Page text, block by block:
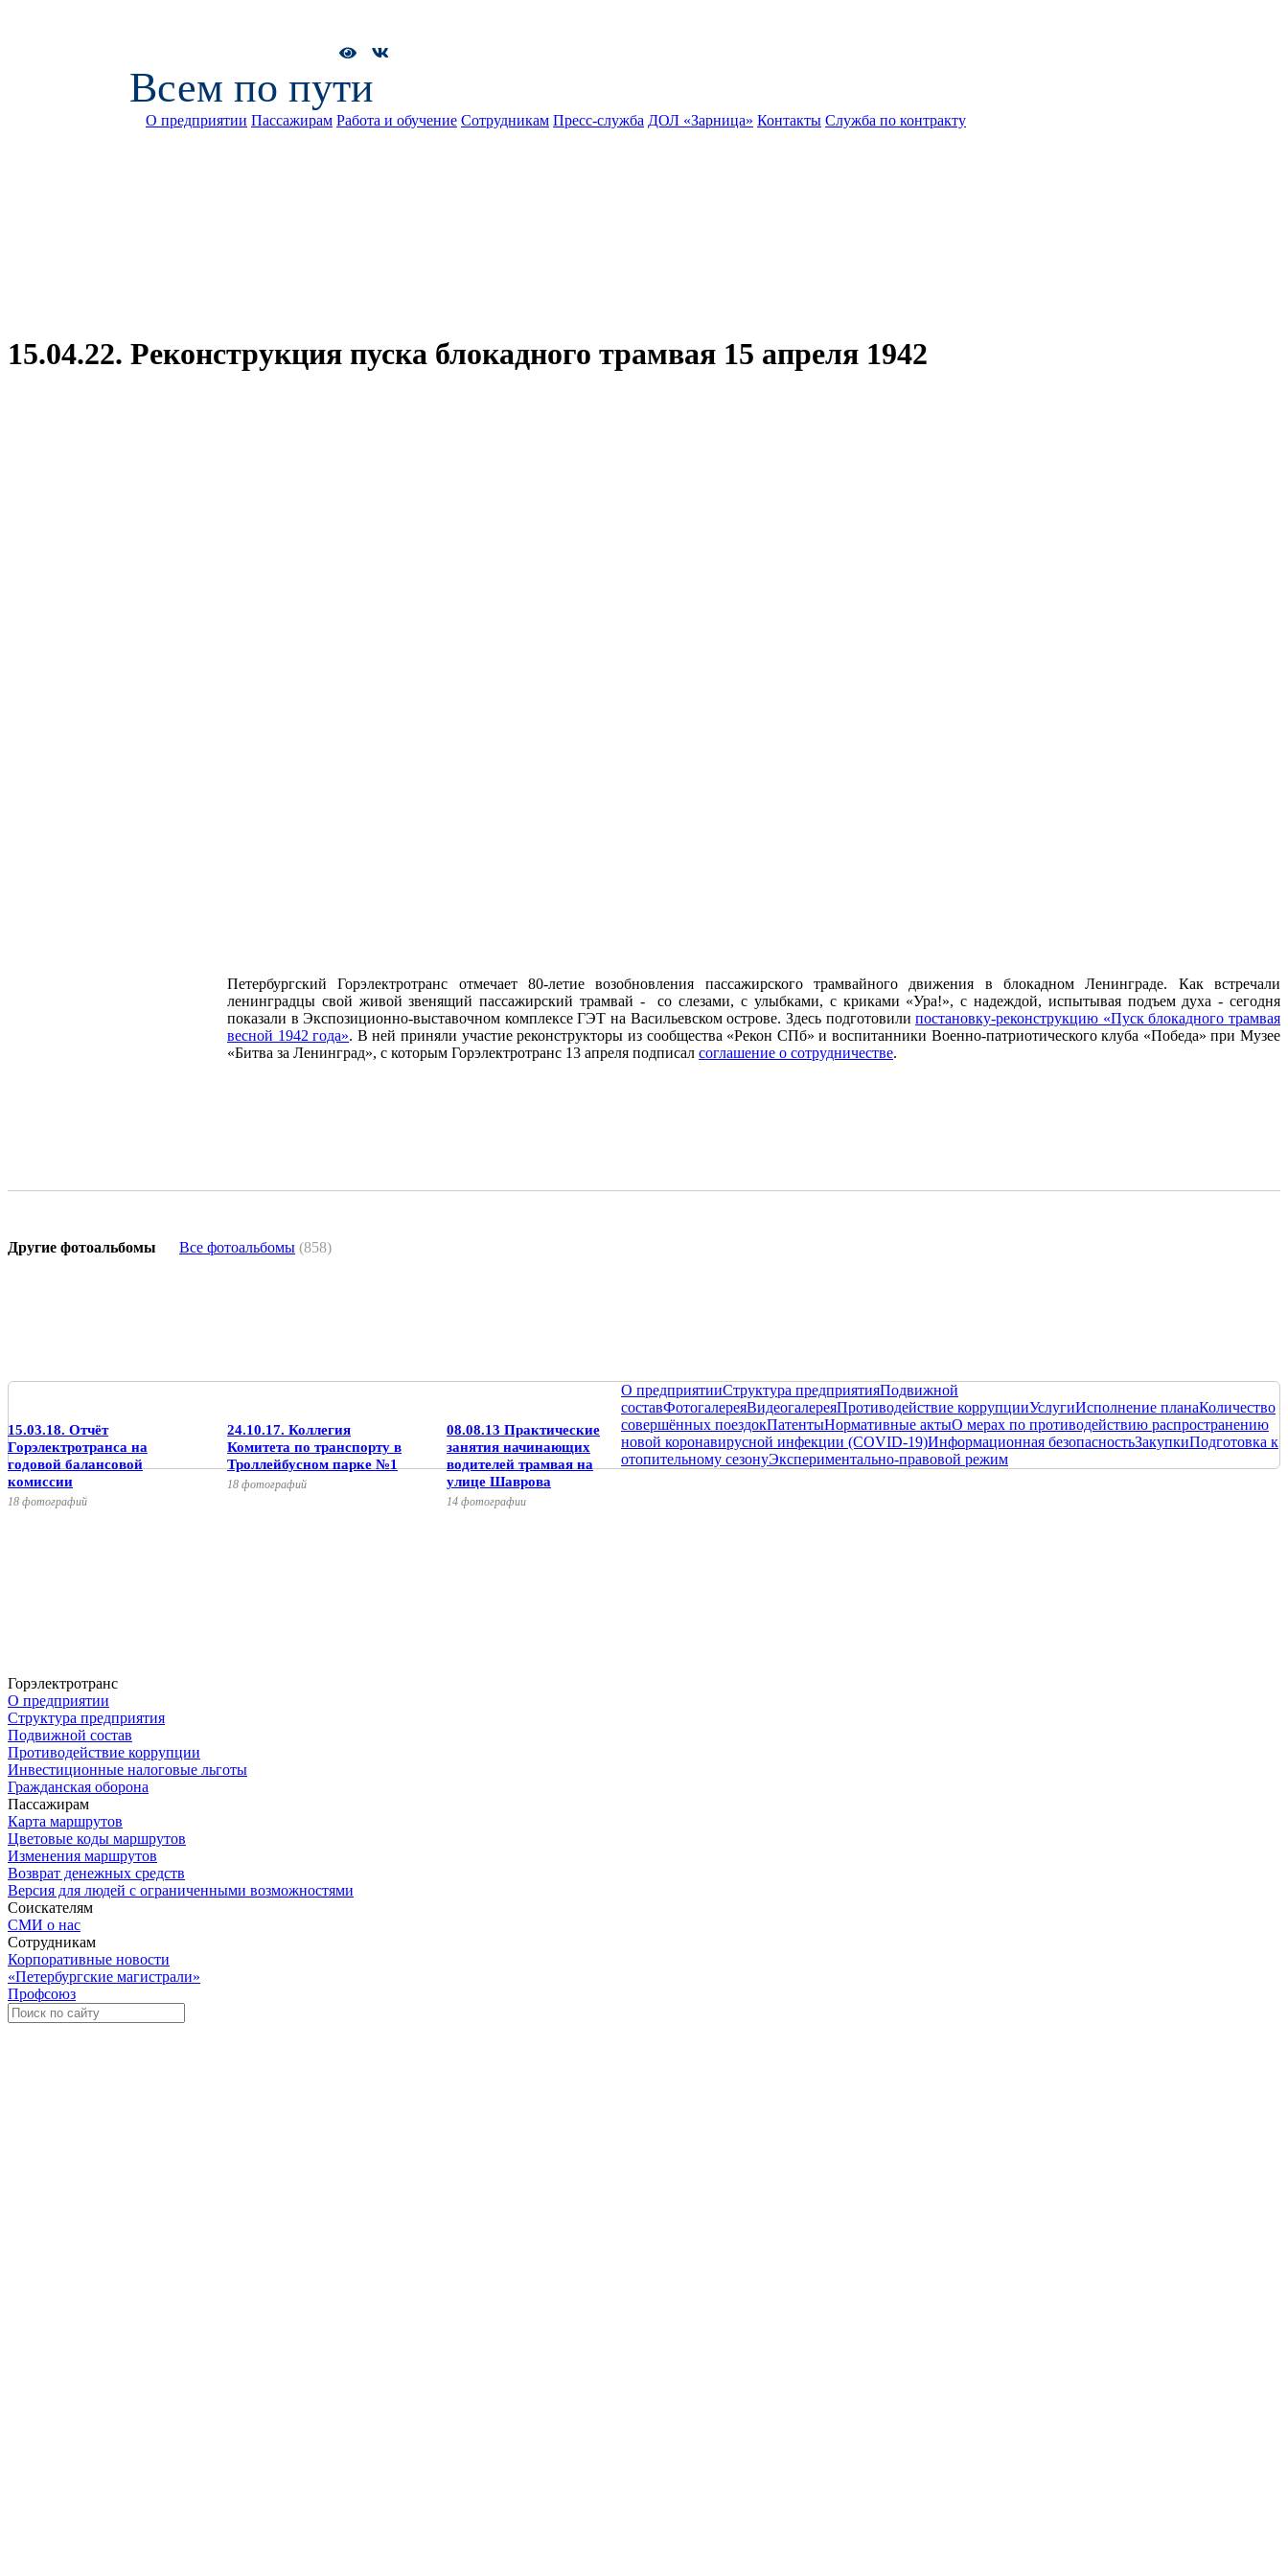
Всем по пути
О предприятии Пассажирам Работа и обучение Сотрудникам Пресс-служба ДОЛ «Зарница» Контакты Служба по контракту
15.04.22. Реконструкция пуска блокадного трамвая 15 апреля 1942
Петербургский Горэлектротранс отмечает 80-летие возобновления пассажирского трамвайного движения в блокадном Ленинграде. Как встречали
ленинградцы свой живой звенящий пассажирский трамвай - со слезами, с улыбками, с криками «Ура!», с надеждой, испытывая подъем духа - сегодня
показали в Экспозиционно-выставочном комплексе ГЭТ на Васильевском острове. Здесь подготовилипостановку-реконструкцию «Пуск блокадного трамвая
весной 1942 года». В ней приняли участие реконструкторы из сообщества «Рекон СПб» и воспитанники Военно-патриотического клуба «Победа» при Музее
«Битва за Ленинград», с которым Горэлектротранс 13 апреля подписал соглашение о сотрудничестве.
Другие фотоальбомы Все фотоальбомы (858)
15.03.18. Отчёт
Горэлектротранса на
годовой балансовой
комиссии
18 фотографий
24.10.17. Коллегия
Комитета по транспорту в
Троллейбусном парке №1
18 фотографий
08.08.13 Практические
занятия начинающих
водителей трамвая на
улице Шаврова
14 фотографии
О предприятииСтруктура предприятияПодвижной
составФотогалереяВидеогалереяПротиводействие коррупцииУслугиИсполнение планаКоличество
совершённых поездокПатентыНормативные актыО мерах по противодействию распространению
новой коронавирусной инфекции (COVID-19)Информационная безопасностьЗакупкиПодготовка к
отопительному сезонуЭкспериментально-правовой режим
Горэлектротранс
О предприятии
Структура предприятия
Подвижной состав
Противодействие коррупции
Инвестиционные налоговые льготы
Гражданская оборона
Пассажирам
Карта маршрутов
Цветовые коды маршрутов
Изменения маршрутов
Возврат денежных средств
Версия для людей с ограниченными возможностями
Соискателям
СМИ о нас
Сотрудникам
Корпоративные новости
«Петербургские магистрали»
Профсоюз